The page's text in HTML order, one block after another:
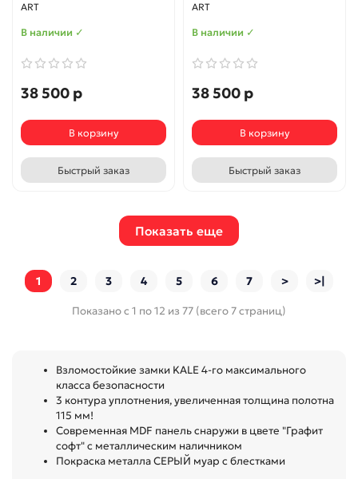
ART
В наличии ✓
38 500 р
В корзину
Быстрый заказ
ART
В наличии ✓
38 500 р
В корзину
Быстрый заказ
Показать еще
1 2 3 4 5 6 7 > >|
Показано с 1 по 12 из 77 (всего 7 страниц)
Взломостойкие замки KALE 4-го максимального
класса безопасности
3 контура уплотнения, увеличенная толщина полотна
115 мм!
Современная MDF панель снаружи в цвете "Графит
софт" с металлическим наличником
Покраска металла СЕРЫЙ муар с блестками